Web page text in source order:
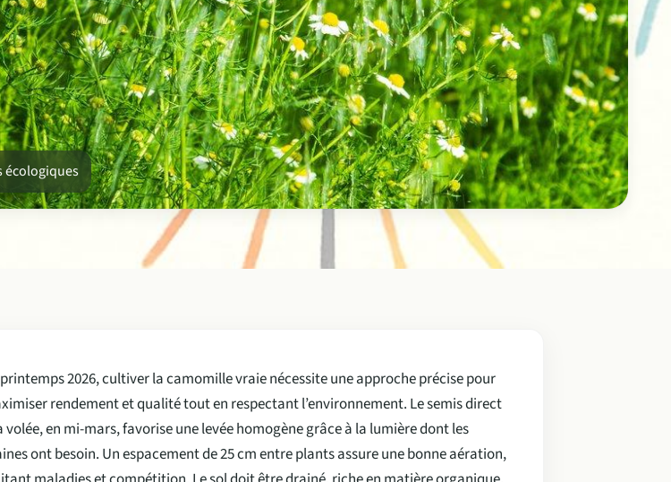
écologiques
2026, cultiver la camomille vraie nécessite une approche précise pour
rendement et qualité tout en respectant l’environnement. Le semis direct
volée, en mi-mars, favorise une levée homogène grâce à la lumière dont les
ont besoin. Un espacement de 25 cm entre plants assure une bonne aération,